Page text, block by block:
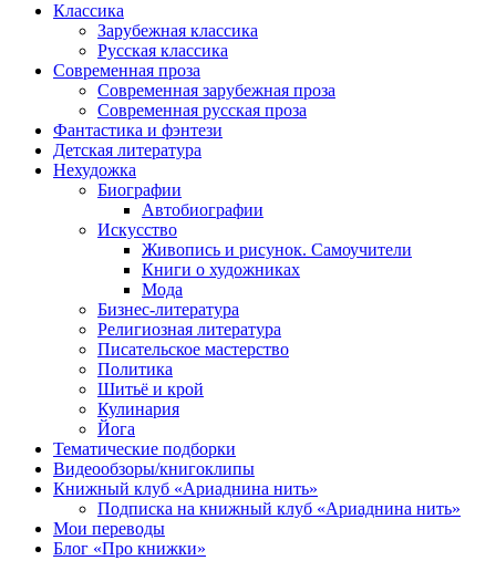
Классика
Зарубежная классика
Русская классика
Современная проза
Современная зарубежная проза
Современная русская проза
Фантастика и фэнтези
Детская литература
Нехудожка
Биографии
Автобиографии
Искусство
Живопись и рисунок. Самоучители
Книги о художниках
Мода
Бизнес-литература
Религиозная литература
Писательское мастерство
Политика
Шитьё и крой
Кулинария
Йога
Тематические подборки
Видеообзоры/книгоклипы
Книжный клуб «Ариаднина нить»
Подписка на книжный клуб «Ариаднина нить»
Мои переводы
Блог «Про книжки»